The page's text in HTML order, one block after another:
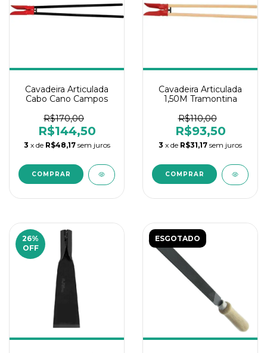
Cavadeira Articulada
Cabo Cano Campos
R$170,00
R$144,50
3 x de R$48,17 sem juros
Cavadeira Articulada
1,50M Tramontina
R$110,00
R$93,50
3 x de R$31,17 sem juros
26%
OFF
ESGOTADO